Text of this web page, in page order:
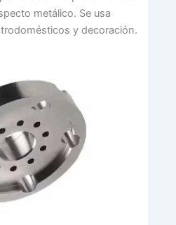
metálico. Se usa
y decoración.